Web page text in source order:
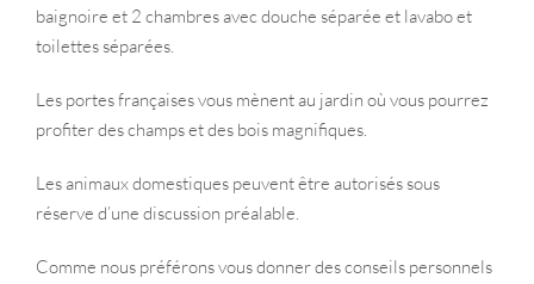
baignoire et 2 chambres avec douche séparée et lavabo et
toilettes séparées.
Les portes françaises vous mènent au jardin où vous pourrez
profiter des champs et des bois magnifiques.
Les animaux domestiques peuvent être autorisés sous
réserve d’une discussion préalable.
Comme nous préférons vous donner des conseils personnels